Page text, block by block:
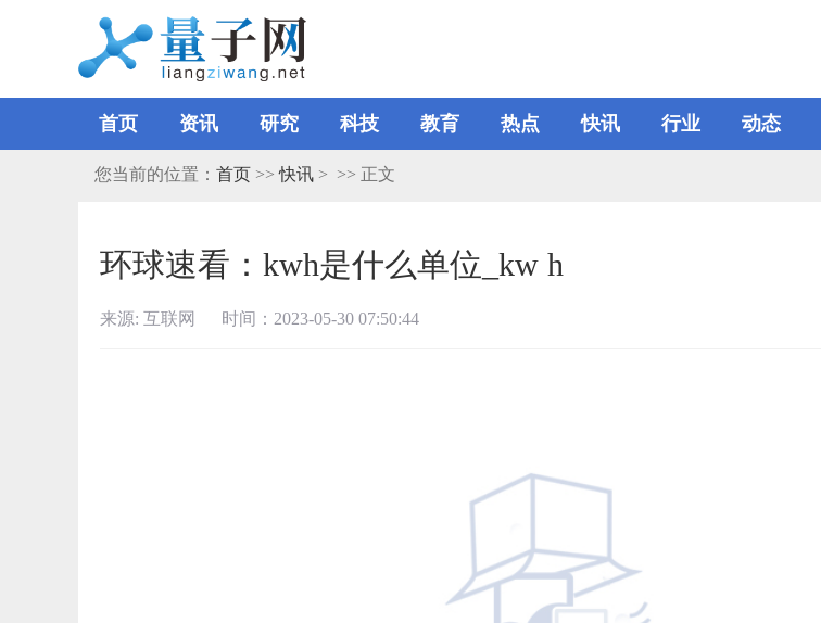
首页 资讯 研究 科技 教育 热点 快讯 行业 动态
您当前的位置： 首页 >>快讯 > >> 正文
环球速看：kwh是什么单位_kw h
来源: 互联网 时间：2023-05-30 07:50:44